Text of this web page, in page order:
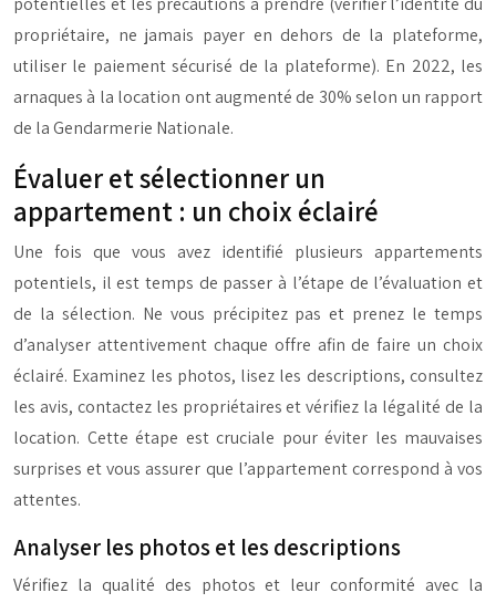
propriétaire, ne jamais payer en dehors de la plateforme,
utiliser le paiement sécurisé de la plateforme). En 2022, les
arnaques à la location ont augmenté de 30% selon un rapport
de la Gendarmerie Nationale.
Évaluer et sélectionner un
appartement : un choix éclairé
Une fois que vous avez identifié plusieurs appartements
potentiels, il est temps de passer à l’étape de l’évaluation et
de la sélection. Ne vous précipitez pas et prenez le temps
d’analyser attentivement chaque offre afin de faire un choix
éclairé. Examinez les photos, lisez les descriptions, consultez
les avis, contactez les propriétaires et vérifiez la légalité de la
location. Cette étape est cruciale pour éviter les mauvaises
surprises et vous assurer que l’appartement correspond à vos
attentes.
Analyser les photos et les descriptions
Vérifiez la qualité des photos et leur conformité avec la